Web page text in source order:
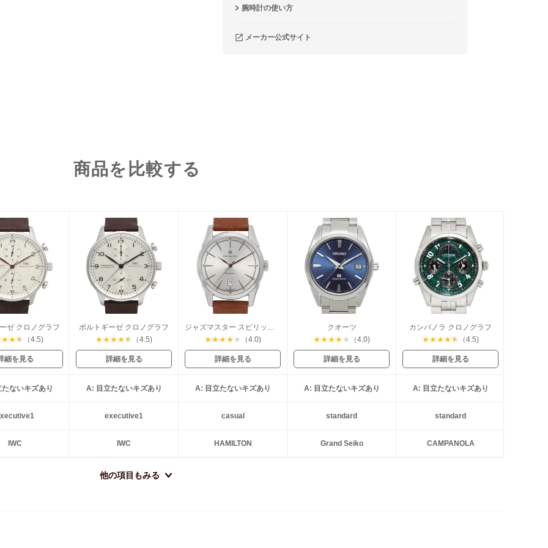
腕時計の使い方
メーカー公式サイト
商品を比較する
ゼ クロノグラフ
★★★ （4.5)
細を見る
ポルトギーゼ クロノグラフ
★★★★★ （4.5)
詳細を見る
ジャズマスター スピリットオブリバティ
★★★★ ★ （4.0)
詳細を見る
クオーツ
★★★★ ★ （4.0)
詳細を見る
カンパノラ クロノグラフ
★★★★★ （4.5)
詳細を見る
ないキズあり A: 目立たないキズあり A: 目立たないキズあり A: 目立たないキズあり A: 目立たないキズあり
executive1 casual standard standard
IWC IWC HAMILTON Grand Seiko CAMPANOLA
他の項目もみる